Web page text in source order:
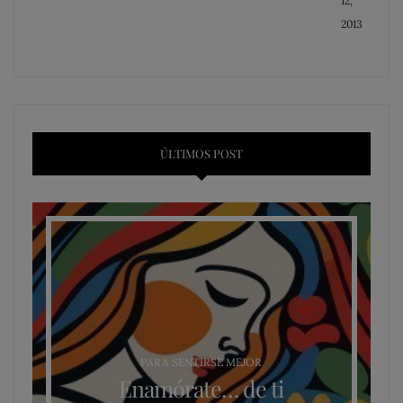
2013
ÚLTIMOS POST
PARA SENTIRSE MEJOR
Enamórate… de ti